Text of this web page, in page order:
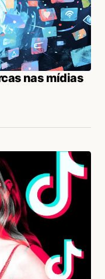
nas mídias